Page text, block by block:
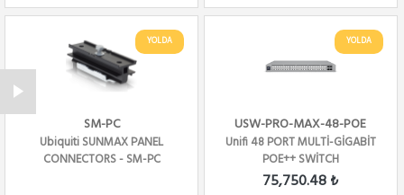
YOLDA
SM-PC
Ubiquiti SUNMAX PANEL
CONNECTORS - SM-PC
YOLDA
USW-PRO-MAX-48-POE
Unifi 48 PORT MULTİ-GİGABİT
POE++ SWİTCH
75,750.48 ₺